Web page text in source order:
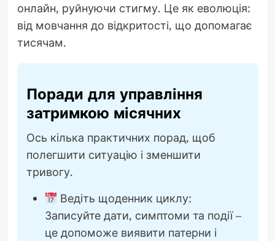
онлайн, руйнуючи стигму. Це як еволюція:
від мовчання до відкритості, що допомагає
тисячам.
Поради для управління
затримкою місячних
Ось кілька практичних порад, щоб
полегшити ситуацію і зменшити
тривогу.
Ведіть щоденник циклу:
Записуйте дати, симптоми та події –
це допоможе виявити патерни і